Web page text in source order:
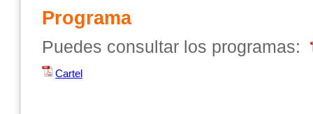
Programa
Puedes consultar los programas:
Cartel